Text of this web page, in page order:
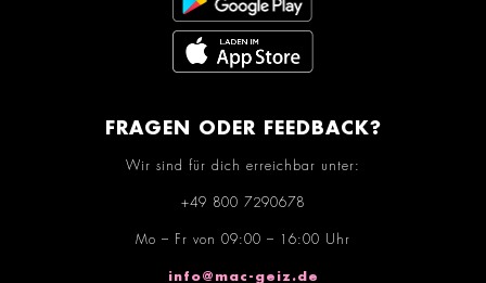
FRAGEN ODER FEEDBACK?
Wir sind für dich erreichbar unter:
+49 800 7290678
Mo – Fr von 09:00 – 16:00 Uhr
info@mac-geiz.de